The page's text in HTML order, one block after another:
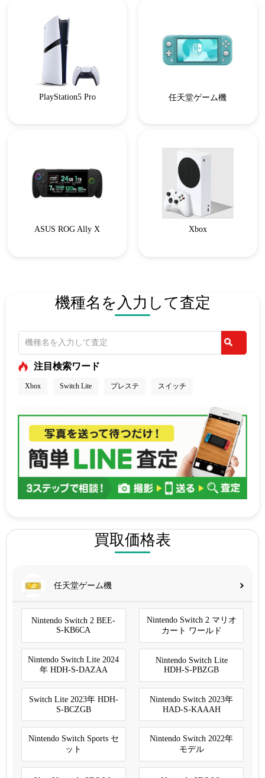
PlayStation5 Pro 任天堂ゲーム機
ASUS ROG Ally X Xbox
機種名を入力して査定
注目検索ワード
Xbox Switch Lite プレステ スイッチ
買取価格表
任天堂ゲーム機
Nintendo Switch 2 BEE-
S-KB6CA
Nintendo Switch 2 マリオ
カート ワールド
Nintendo Switch Lite 2024
年 HDH-S-DAZAA
Nintendo Switch Lite
HDH-S-PBZGB
Switch Lite 2023年 HDH-
S-BCZGB
Nintendo Switch 2023年
HAD-S-KAAAH
Nintendo Switch Sports セ
ット
Nintendo Switch 2022年
モデル